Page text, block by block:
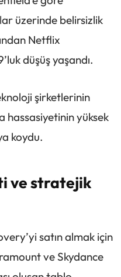
üzerinde belirsizlik
Netflix
düşüş yaşandı.
şirketlerinin
hassasiyetinin yüksek
koydu.
ve stratejik
satın almak için
ve Skydance